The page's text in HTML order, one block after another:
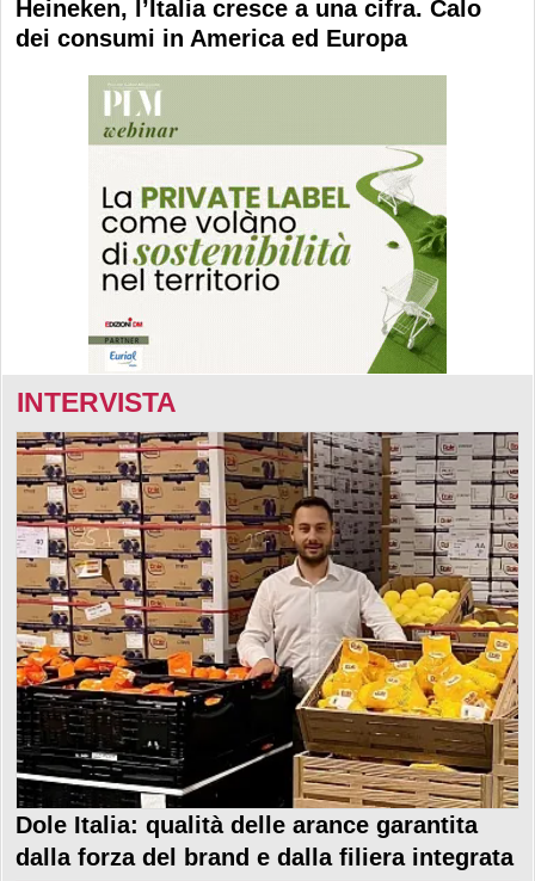
Heineken, l’Italia cresce a una cifra. Calo
dei consumi in America ed Europa
INTERVISTA
Dole Italia: qualità delle arance garantita
dalla forza del brand e dalla filiera integrata